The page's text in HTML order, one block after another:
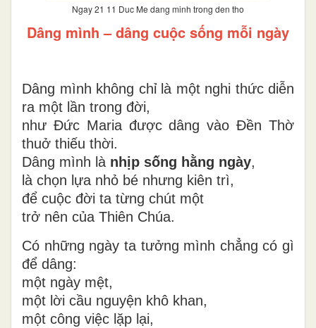
Ngay 21 11 Duc Me dang minh trong den tho
Dâng mình – dâng cuộc sống mỗi ngày
Dâng mình không chỉ là một nghi thức diễn
ra một lần trong đời,
như Đức Maria được dâng vào Đền Thờ
thuở thiếu thời.
Dâng mình là nhịp sống hằng ngày,
là chọn lựa nhỏ bé nhưng kiên trì,
để cuộc đời ta từng chút một
trở nên của Thiên Chúa.
Có những ngày ta tưởng mình chẳng có gì
để dâng:
một ngày mệt,
một lời cầu nguyện khô khan,
một công việc lặp lại,